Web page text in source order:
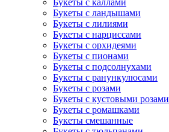
Букеты с каллами
Букеты с ландышами
Букеты с лилиями
Букеты с нарциссами
Букеты с орхидеями
Букеты с пионами
Букеты с подсолнухами
Букеты с ранункулюсами
Букеты с розами
Букеты с кустовыми розами
Букеты с ромашками
Букеты смешанные